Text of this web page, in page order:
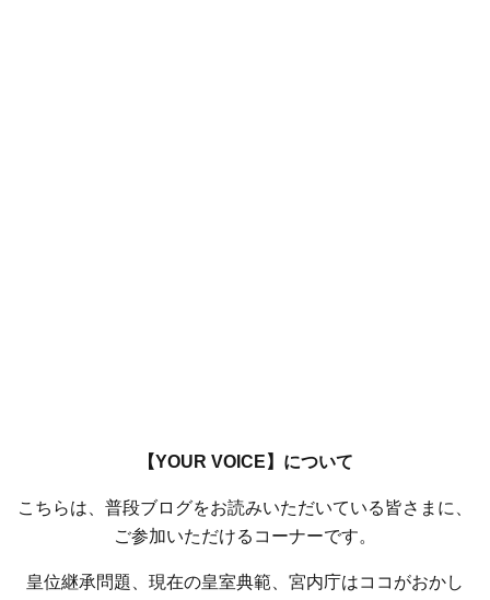
【YOUR VOICE】について
こちらは、普段ブログをお読みいただいている皆さまに、
ご参加いただけるコーナーです。
皇位継承問題、現在の皇室典範、宮内庁はココがおかし